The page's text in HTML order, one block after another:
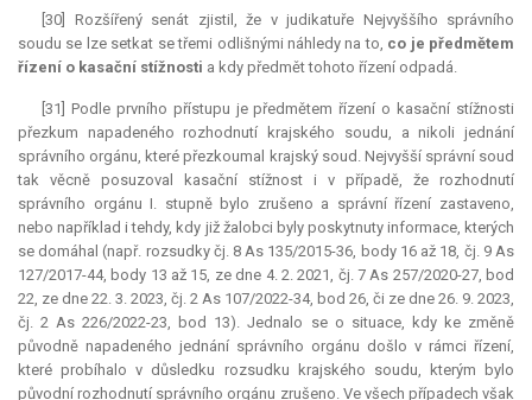
[30] Rozšířený senát zjistil, že v judikatuře Nejvyššího správního
soudu se lze setkat se třemi odlišnými náhledy na to, co je předmětem
řízení o kasační stížnosti a kdy předmět tohoto řízení odpadá.
[31] Podle prvního přístupu je předmětem řízení o kasační stížnosti
přezkum napadeného rozhodnutí krajského soudu, a nikoli jednání
správního orgánu, které přezkoumal krajský soud. Nejvyšší správní soud
tak věcně posuzoval kasační stížnost i v případě, že rozhodnutí
správního orgánu I. stupně bylo zrušeno a správní řízení zastaveno,
nebo například i tehdy, kdy již žalobci byly poskytnuty informace, kterých
se domáhal (např. rozsudky čj. 8 As 135/2015-36, body 16 až 18, čj. 9 As
127/2017-44, body 13 až 15, ze dne 4. 2. 2021, čj. 7 As 257/2020-27, bod
22, ze dne 22. 3. 2023, čj. 2 As 107/2022-34, bod 26, či ze dne 26. 9. 2023,
čj. 2 As 226/2022-23, bod 13). Jednalo se o situace, kdy ke změně
původně napadeného jednání správního orgánu došlo v rámci řízení,
které probíhalo v důsledku rozsudku krajského soudu, kterým bylo
původní rozhodnutí správního orgánu zrušeno. Ve všech případech však